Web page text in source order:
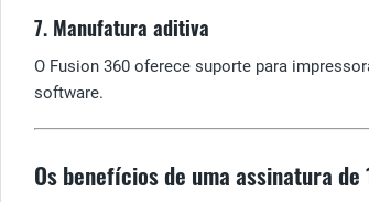
7. Manufatura aditiva
O Fusion 360 oferece suporte para
software.
Os benefícios de uma assinatura